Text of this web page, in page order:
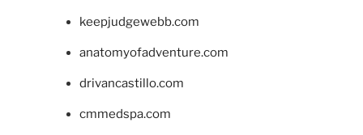
keepjudgewebb.com
anatomyofadventure.com
drivancastillo.com
cmmedspa.com